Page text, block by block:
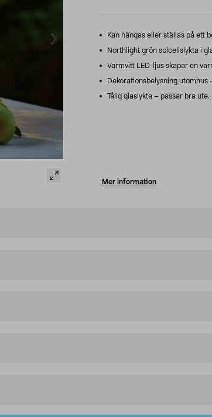
Kan hängas eller ställas på ett
Northlight grön solcellslykta i
Varmvitt LED-ljus skapar en
Dekorationsbelysning utomhus
Tålig glaslykta – passar bra ute.
Mer information